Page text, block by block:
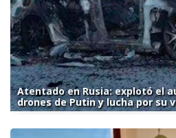
Atentado en Rusia: explotó el
drones de Putin y lucha por su